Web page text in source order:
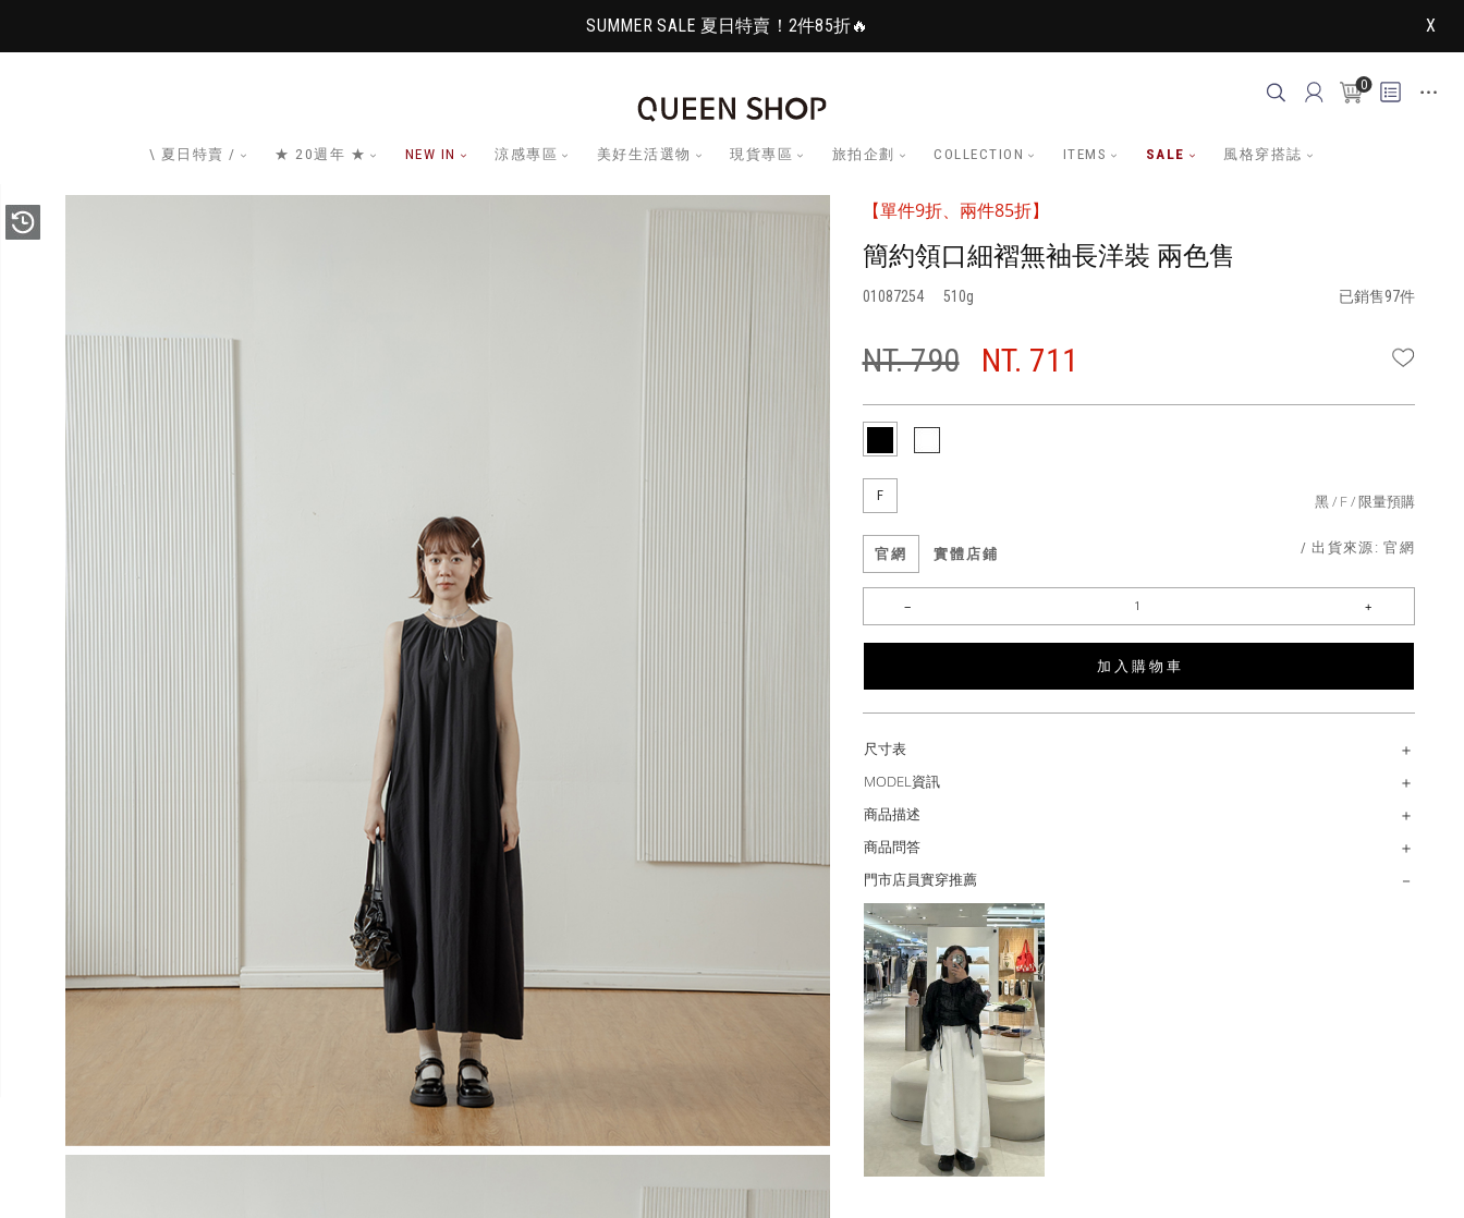
SUMMER SALE 夏日特賣！2件85折🔥 X
0
\ 夏日特賣 / ★ 20週年 ★ NEW IN 涼感專區 美好生活選物 現貨專區 旅拍企劃 COLLECTION ITEMS SALE 風格穿搭誌
【單件9折、兩件85折】
簡約領口細褶無袖長洋裝 兩色售
01087254 510 已銷售97件
NT. 790 NT. 711
F 黑 F 限量預購
官網 實體店鋪 / 出貨來源:官網
加 入 購 物 車
尺寸表
MODEL資訊
商品描述
商品問答
門市店員實穿推薦